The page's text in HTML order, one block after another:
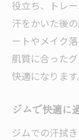
役立ち、トレ
汗をかいた後
ートやメイク
肌質に合った
快適になります
ジムで快適に
ジムでの汗拭